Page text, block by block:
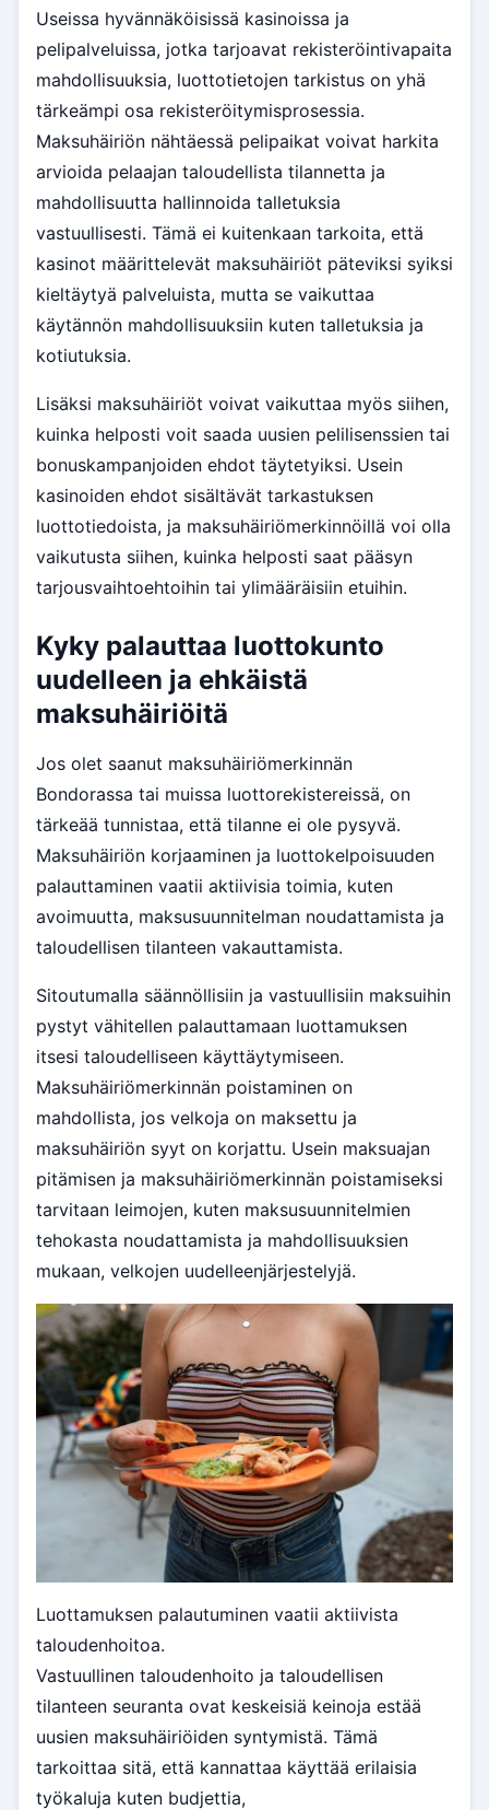
Useissa hyvännäköisissä kasinoissa ja
pelipalveluissa, jotka tarjoavat rekisteröintivapaita
mahdollisuuksia, luottotietojen tarkistus on yhä
tärkeämpi osa rekisteröitymisprosessia.
Maksuhäiriön nähtäessä pelipaikat voivat harkita
arvioida pelaajan taloudellista tilannetta ja
mahdollisuutta hallinnoida talletuksia
vastuullisesti. Tämä ei kuitenkaan tarkoita, että
kasinot määrittelevät maksuhäiriöt päteviksi syiksi
kieltäytyä palveluista, mutta se vaikuttaa
käytännön mahdollisuuksiin kuten talletuksia ja
kotiutuksia.
Lisäksi maksuhäiriöt voivat vaikuttaa myös siihen,
kuinka helposti voit saada uusien pelilisenssien tai
bonuskampanjoiden ehdot täytetyiksi. Usein
kasinoiden ehdot sisältävät tarkastuksen
luottotiedoista, ja maksuhäiriömerkinnöillä voi olla
vaikutusta siihen, kuinka helposti saat pääsyn
tarjousvaihtoehtoihin tai ylimääräisiin etuihin.
Kyky palauttaa luottokunto
uudelleen ja ehkäistä
maksuhäiriöitä
Jos olet saanut maksuhäiriömerkinnän
Bondorassa tai muissa luottorekistereissä, on
tärkeää tunnistaa, että tilanne ei ole pysyvä.
Maksuhäiriön korjaaminen ja luottokelpoisuuden
palauttaminen vaatii aktiivisia toimia, kuten
avoimuutta, maksusuunnitelman noudattamista ja
taloudellisen tilanteen vakauttamista.
Sitoutumalla säännöllisiin ja vastuullisiin maksuihin
pystyt vähitellen palauttamaan luottamuksen
itsesi taloudelliseen käyttäytymiseen.
Maksuhäiriömerkinnän poistaminen on
mahdollista, jos velkoja on maksettu ja
maksuhäiriön syyt on korjattu. Usein maksuajan
pitämisen ja maksuhäiriömerkinnän poistamiseksi
tarvitaan leimojen, kuten maksusuunnitelmien
tehokasta noudattamista ja mahdollisuuksien
mukaan, velkojen uudelleenjärjestelyjä.
Luottamuksen palautuminen vaatii aktiivista
taloudenhoitoa.
Vastuullinen taloudenhoito ja taloudellisen
tilanteen seuranta ovat keskeisiä keinoja estää
uusien maksuhäiriöiden syntymistä. Tämä
tarkoittaa sitä, että kannattaa käyttää erilaisia
työkaluja kuten budjettia,